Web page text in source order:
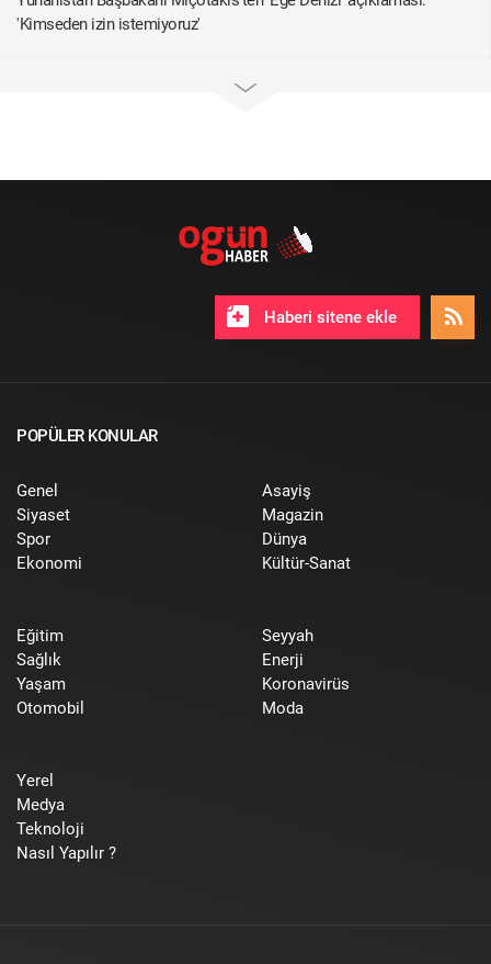
'Kimseden izin istemiyoruz'
Haberi sitene ekle
POPÜLER KONULAR
Genel
Siyaset
Spor
Ekonomi
Asayiş
Magazin
Dünya
Kültür-Sanat
Eğitim
Sağlık
Yaşam
Otomobil
Seyyah
Enerji
Koronavirüs
Moda
Yerel
Medya
Teknoloji
Nasıl Yapılır ?